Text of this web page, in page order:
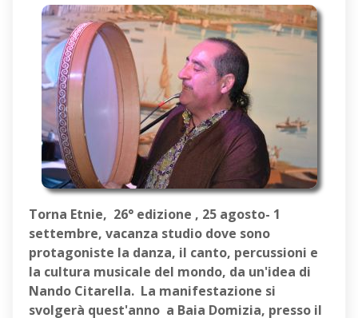
Torna Etnie, 26° edizione , 25 agosto- 1
settembre, vacanza studio dove sono
protagoniste la danza, il canto, percussioni e
la cultura musicale del mondo, da un'idea di
Nando Citarella. La manifestazione si
svolgerà quest'anno a Baia Domizia, presso il